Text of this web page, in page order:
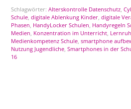
Schlagwörter:Alterskontrolle Datenschutz,
Schule,digitale Ablenkung Kinder,digitale
Phasen, HandyLocker Schulen, Handyregeln
Medien, Konzentration im Unterricht,
Medienkompetenz Schule,smartphone
Nutzung Jugendliche,Smartphones in der
16